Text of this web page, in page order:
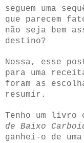
seguem uma
que parecem
não seja bem
destino?
Nossa, esse
para uma
foram as
resumir.
Tenho um livro
de Baixo
ganhei-o de